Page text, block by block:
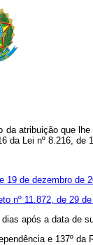
da atribuição que
da Lei nº 8.216, de
19 de dezembro de
nº 11.872, de 29
após a data de
e 137º da